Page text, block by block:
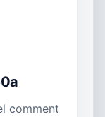
comment